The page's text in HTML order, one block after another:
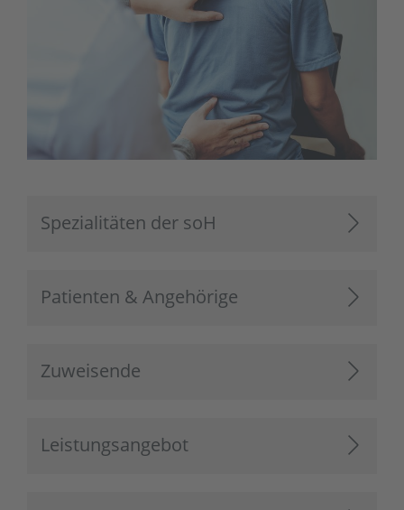
Spezialitäten der soH
Patienten & Angehörige
Zuweisende
Leistungsangebot